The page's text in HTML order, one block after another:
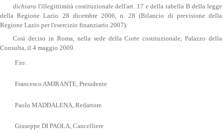
dichiara l'illegittimità costituzionale dell'art. 17 e della tabella B della legge
della Regione Lazio 28 dicembre 2006, n. 28 (Bilancio di previsione della
Regione Lazio per l'esercizio finanziario 2007).
Così deciso in Roma, nella sede della Corte costituzionale, Palazzo della
Consulta, il 4 maggio 2009.
F.to:
Francesco AMIRANTE, Presidente
Paolo MADDALENA, Redattore
Giuseppe DI PAOLA, Cancelliere